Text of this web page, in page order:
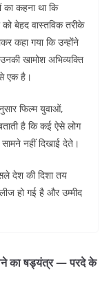
का कहना था कि
बेहद वास्तविक तरीके
कहा गया कि उन्होंने
खामोश अभिव्यक्ति
एक है।
फिल्म युवाओं,
है कि कई ऐसे लोग
सामने नहीं दिखाई देते।
देश की दिशा तय
हो गई है और उम्मीद
का षड्यंत्र — परदे के